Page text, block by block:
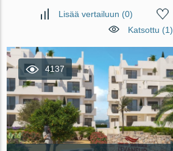
Lisää vertailuun (0)
Katsottu (1)
4137